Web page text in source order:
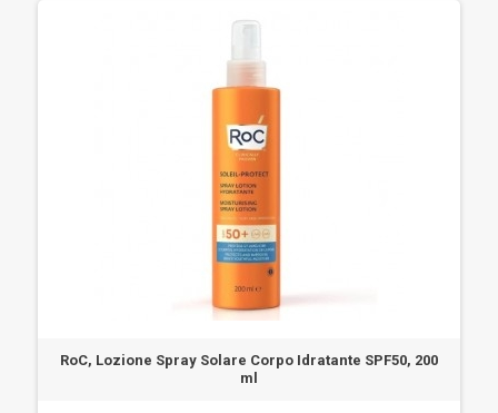
RoC, Lozione Spray Solare Corpo Idratante SPF50, 200
ml